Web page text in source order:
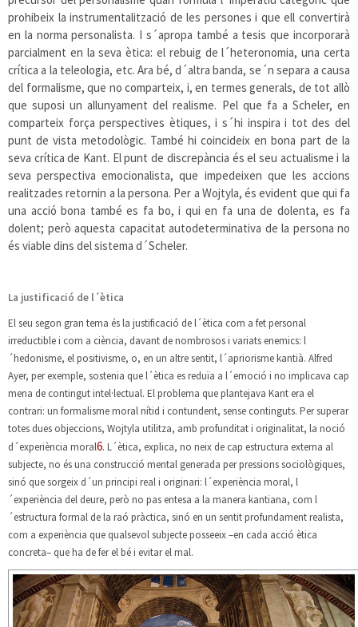
prohibeix la instrumentalització de les persones i que ell convertirà
en la norma personalista. I s´apropa també a tesis que incorporarà
parcialment en la seva ètica: el rebuig de l´heteronomia, una certa
crítica a la teleologia, etc. Ara bé, d´altra banda, se´n separa a causa
del formalisme, que no comparteix, i, en termes generals, de tot allò
que suposi un allunyament del realisme. Pel que fa a Scheler, en
comparteix força perspectives ètiques, i s´hi inspira i tot des del
punt de vista metodològic. També hi coincideix en bona part de la
seva crítica de Kant. El punt de discrepància és el seu actualisme i la
seva perspectiva emocionalista, que impedeixen que les accions
realitzades retornin a la persona. Per a Wojtyla, és evident que qui fa
una acció bona també es fa bo, i qui en fa una de dolenta, es fa
dolent; però aquesta capacitat autodeterminativa de la persona no
és viable dins del sistema d´Scheler.
La justificació de l´ètica
El seu segon gran tema és la justificació de l´ètica com a fet personal
irreductible i com a ciència, davant de nombrosos i variats enemics: l
´hedonisme, el positivisme, o, en un altre sentit, l´apriorisme kantià. Alfred
Ayer, per exemple, sostenia que l´ètica es reduïa a l´emoció i no implicava cap
mena de contingut intel·lectual. El problema que plantejava Kant era el
contrari: un formalisme moral nítid i contundent, sense continguts. Per superar
totes dues objeccions, Wojtyla utilitza, amb profunditat i originalitat, la noció
d´experiència moral6. L´ètica, explica, no neix de cap estructura externa al
subjecte, no és una construcció mental generada per pressions sociològiques,
sinó que sorgeix d´un principi real i originari: l´experiència moral, l
´experiència del deure, però no pas entesa a la manera kantiana, com l
´estructura formal de la raó pràctica, sinó en un sentit profundament realista,
com a experiència que qualsevol subjecte posseeix –en cada acció ètica
concreta– que ha de fer el bé i evitar el mal.